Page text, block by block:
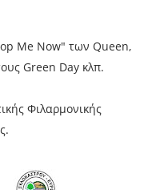
Me Now" των Queen,
Green Day κλπ.
Φιλαρμονικής